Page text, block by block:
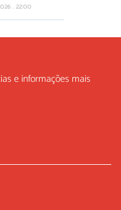
22:00
e informações mais